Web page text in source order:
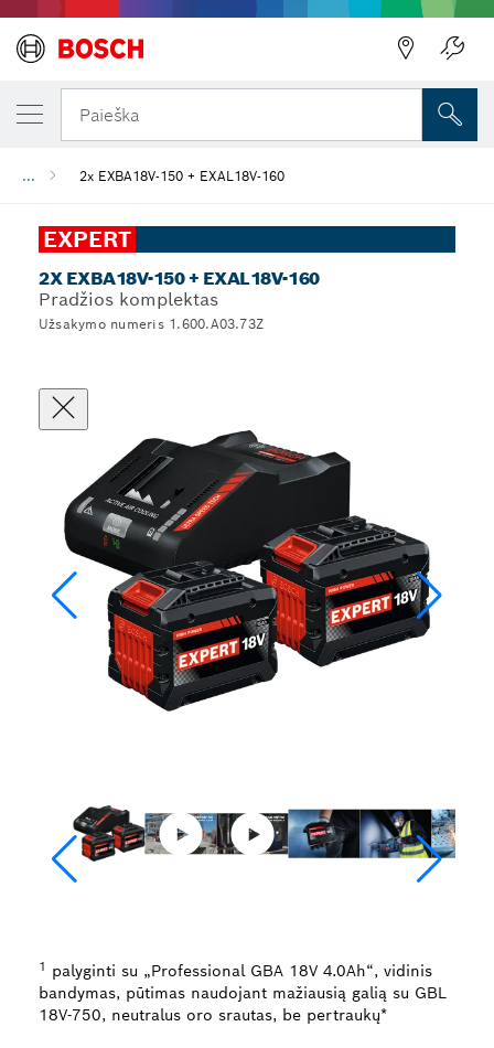
Paieška
... 2x EXBA18V-150 + EXAL18V-160
EXPERT
2X EXBA18V-150 + EXAL18V-160
Pradžios komplektas
Užsakymo numeris 1.600.A03.73Z
1
palyginti su „Professional GBA 18V 4.0Ah“, vidinis
bandymas, pūtimas naudojant mažiausią galią su GBL
18V-750, neutralus oro srautas, be pertraukų*